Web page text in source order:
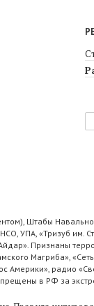
Штабы
УПА, «Тризуб им.
Признаны
Магриба»,
Америки», радио
в РФ за